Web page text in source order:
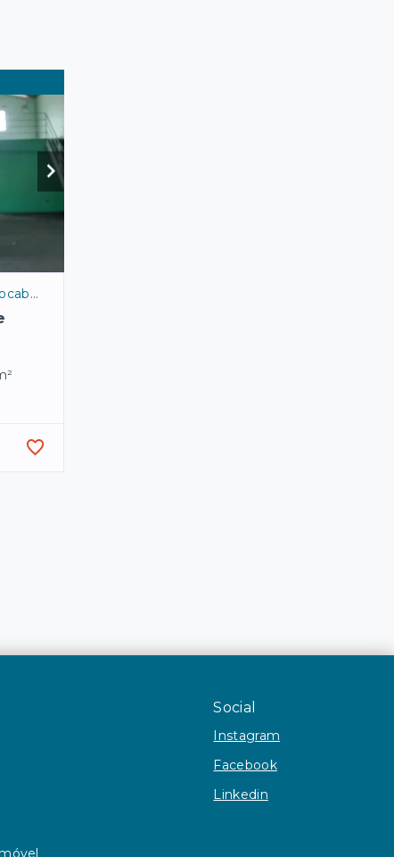
SP
Social
Instagram
Facebook
Linkedin